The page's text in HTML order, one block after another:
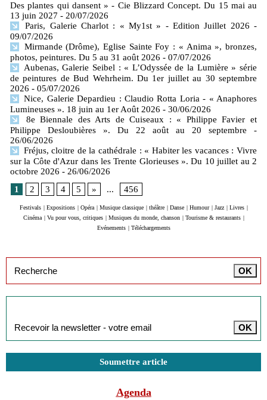
Des plantes qui dansent » - Cie Blizzard Concept. Du 15 mai au
13 juin 2027 - 20/07/2026
Paris, Galerie Charlot : « My1st » - Edition Juillet 2026 -
09/07/2026
Mirmande (Drôme), Eglise Sainte Foy : « Anima », bronzes,
photos, peintures. Du 5 au 31 août 2026 - 07/07/2026
Aubenas, Galerie Seibel : « L’Odyssée de la Lumière » série
de peintures de Bud Wehrheim. Du 1er juillet au 30 septembre
2026 - 05/07/2026
Nice, Galerie Depardieu : Claudio Rotta Loria - « Anaphores
Lumineuses ». 18 juin au 1er Août 2026 - 30/06/2026
8e Biennale des Arts de Cuiseaux : « Philippe Favier et
Philippe Desloubières ». Du 22 août au 20 septembre
-
26/06/2026
Fréjus, cloitre de la cathédrale : « Habiter les vacances : Vivre
sur la Côte d'Azur dans les Trente Glorieuses ». Du 10 juillet au 2
octobre 2026 - 26/06/2026
1
2 3 4 5 » ... 456
Festivals Expositions Opéra Musique classique théâtre Danse Humour Jazz Livres
Cinéma
Vu pour vous, critiques Musiques du monde, chanson Tourisme & restaurants
Evénements
Téléchargements
Soumettre article
Agenda